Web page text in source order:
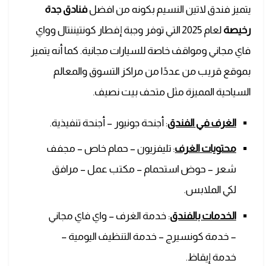
يتميز فندق لاتين النسيم بكونه من افضلفنادق جدة
رخيصة
لعام 2025 التي توفر وجبة إفطار كونتيننتال وواي
فاي مجاني ومواقف خاصة للسيارات مجانية. كما أنه يتميز
بموقع قريب من عددًا من مراكز التسوق والمعالم
السياحية المميزة مثل متحف بيت نصيف.
الغرف في الفندق: أجنحة جونيور – أجنحة تنفيذية.
محتويات الغرف: تليفزيون – حمام خاص – مجفف
شعر – حوض استحمام – مكتب عمل – مرافق
لكي الملابس.
الخدمات بالفندق: خدمة الغرف – واي فاي مجاني
– خدمة كونسيرج – خدمة التنظيف اليومية –
خدمة إيقاظ.